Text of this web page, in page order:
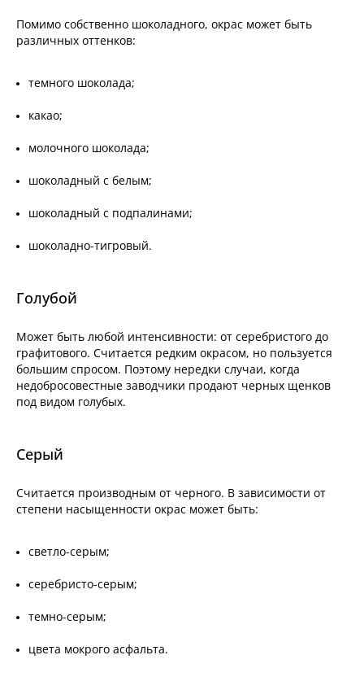
Помимо собственно шоколадного, окрас может быть
различных оттенков:
темного шоколада;
какао;
молочного шоколада;
шоколадный с белым;
шоколадный с подпалинами;
шоколадно-тигровый.
Голубой
Может быть любой интенсивности: от серебристого до
графитового. Считается редким окрасом, но пользуется
большим спросом. Поэтому нередки случаи, когда
недобросовестные заводчики продают черных щенков
под видом голубых.
Серый
Считается производным от черного. В зависимости от
степени насыщенности окрас может быть:
светло-серым;
серебристо-серым;
темно-серым;
цвета мокрого асфальта.